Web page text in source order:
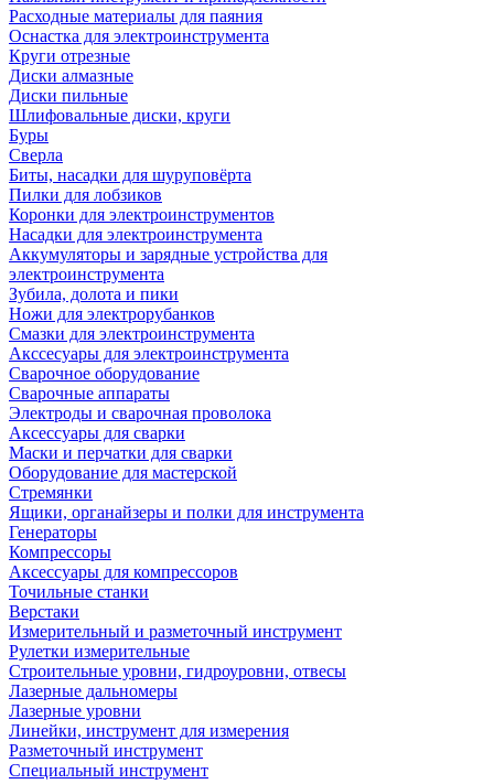
Расходные материалы для паяния
Оснастка для электроинструмента
Круги отрезные
Диски алмазные
Диски пильные
Шлифовальные диски, круги
Буры
Сверла
Биты, насадки для шуруповёрта
Пилки для лобзиков
Коронки для электроинструментов
Насадки для электроинструмента
Аккумуляторы и зарядные устройства для
электроинструмента
Зубила, долота и пики
Ножи для электрорубанков
Смазки для электроинструмента
Акссесуары для электроинструмента
Сварочное оборудование
Сварочные аппараты
Электроды и сварочная проволока
Аксессуары для сварки
Маски и перчатки для сварки
Оборудование для мастерской
Стремянки
Ящики, органайзеры и полки для инструмента
Генераторы
Компрессоры
Аксессуары для компрессоров
Точильные станки
Верстаки
Измерительный и разметочный инструмент
Рулетки измерительные
Строительные уровни, гидроуровни, отвесы
Лазерные дальномеры
Лазерные уровни
Линейки, инструмент для измерения
Разметочный инструмент
Специальный инструмент